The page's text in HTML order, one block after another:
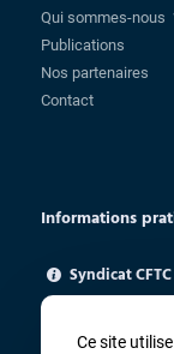
Qui sommes-nous
Publications
Nos partenaires
Contact
Informations
Syndicat
85 rue Charlot
ugica@cftc.fr
Ce site